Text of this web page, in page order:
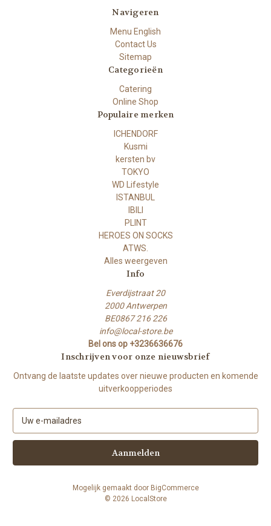
Navigeren
Menu English
Contact Us
Sitemap
Categorieën
Catering
Online Shop
Populaire merken
ICHENDORF
Kusmi
kersten bv
TOKYO
WD Lifestyle
ISTANBUL
IBILI
PLINT
HEROES ON SOCKS
ATWS.
Alles weergeven
Info
Everdijstraat 20
2000 Antwerpen
BE0867 216 226
info@local-store.be
Bel ons op +3236636676
Inschrijven voor onze nieuwsbrief
Ontvang de laatste updates over nieuwe producten en komende
uitverkoopperiodes
m
i
Mogelijk gemaakt door BigCommerce
© 2026 LocalStore